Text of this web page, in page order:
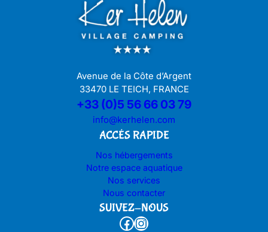
Avenue de la Côte d’Argent
33470 LE TEICH, FRANCE
+33 (0)5 56 66 03 79
info@kerhelen.com
ACCÉS RAPIDE
Nos hébergements
Notre espace aquatique
Nos services
Nous contacter
SUIVEZ-NOUS
Facebook Instagram